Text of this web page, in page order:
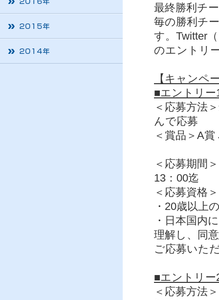
最終勝利チ
毎の勝利チ
す。Twitter
のエントリ
【キャンペ
■エントリ
＜応募方法
んで応募
＜賞品＞A
＜応募期間
13：00迄
＜応募資格＞
・20歳以上
・日本国内
理解し、同
ご応募いた
■エントリ
＜応募方法